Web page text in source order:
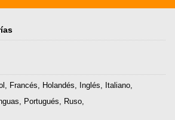
, Francés, Holandés, Inglés, Italiano,
, Portugués, Ruso,